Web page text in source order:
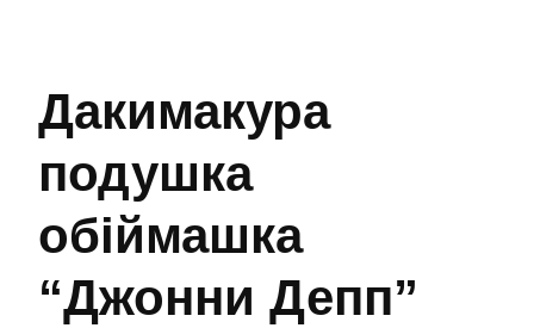
Дакимакура
подушка
обіймашка
“Джонни Депп”